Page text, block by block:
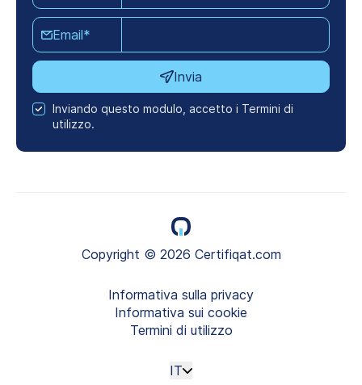
Email*
Invia
Inviando questo modulo, accetto i Termini di
utilizzo.
Copyright © 2026 Certifiqat.com
Informativa sulla privacy
Informativa sui cookie
Termini di utilizzo
IT